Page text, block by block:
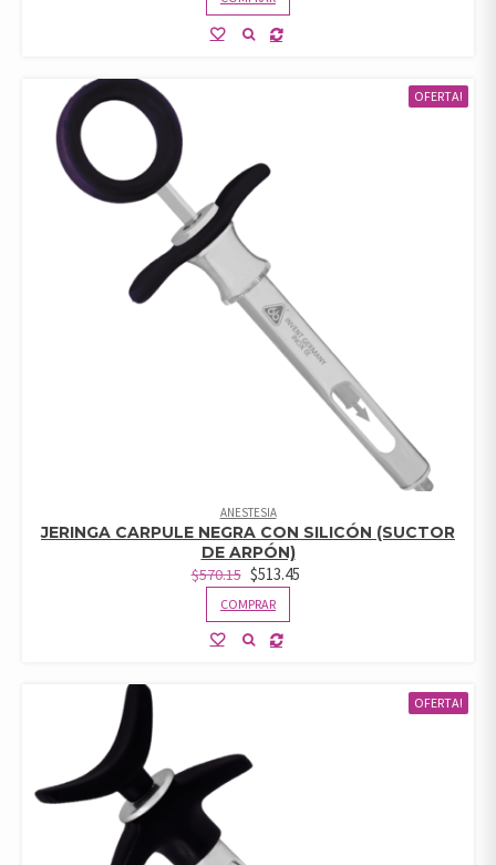
OFERTA!
ANESTESIA
JERINGA CARPULE NEGRA CON SILICÓN (SUCTOR
DE ARPÓN)
$570.15 $513.45
COMPRAR
OFERTA!